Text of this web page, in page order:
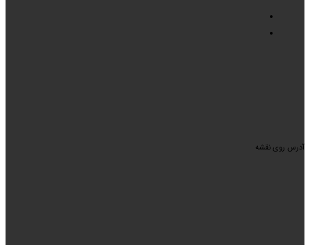
آدرس روی نقشه